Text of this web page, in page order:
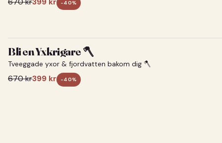
-40%
Bli en Yxkrigare 🪓
Tveeggade yxor & fjordvatten bakom dig 🪓
670kr399 kr -40%